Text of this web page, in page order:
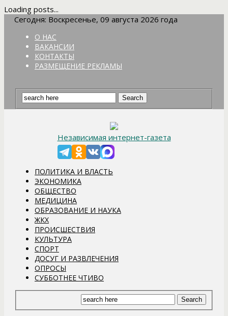
Loading posts...
Сегодня: Воскресенье, 09 августа 2026 года
О НАС
ВАКАНСИИ
КОНТАКТЫ
РАЗМЕЩЕНИЕ РЕКЛАМЫ
Независимая интернет-газета
ПОЛИТИКА И ВЛАСТЬ
ЭКОНОМИКА
ОБЩЕСТВО
МЕДИЦИНА
ОБРАЗОВАНИЕ И НАУКА
ЖКХ
ПРОИСШЕСТВИЯ
КУЛЬТУРА
СПОРТ
ДОСУГ И РАЗВЛЕЧЕНИЯ
ОПРОСЫ
СУББОТНЕЕ ЧТИВО